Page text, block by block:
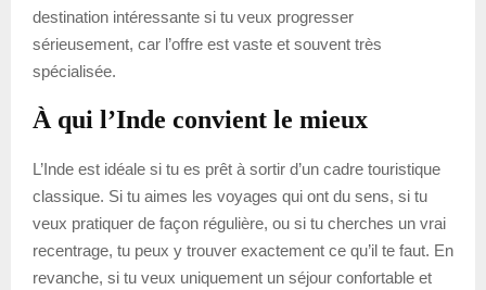
destination intéressante si tu veux progresser
sérieusement, car l’offre est vaste et souvent très
spécialisée.
À qui l’Inde convient le mieux
L’Inde est idéale si tu es prêt à sortir d’un cadre touristique
classique. Si tu aimes les voyages qui ont du sens, si tu
veux pratiquer de façon régulière, ou si tu cherches un vrai
recentrage, tu peux y trouver exactement ce qu’il te faut. En
revanche, si tu veux uniquement un séjour confortable et